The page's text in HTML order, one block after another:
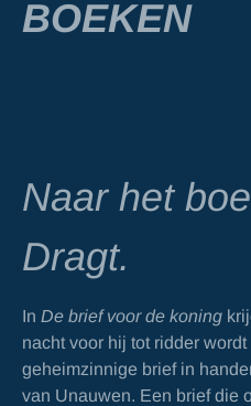
BOEKEN
Naar het
Dragt.
In De brief voor de koning
nacht voor hij tot ridder
geheimzinnige brief in
van Unauwen. Een brief die